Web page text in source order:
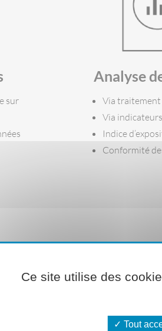
sur
Analyse
Via
Via indicateurs
Indice
Conformité
Ce site utilise des
Tout